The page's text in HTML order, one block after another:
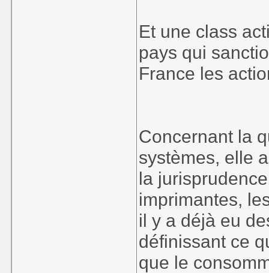
Et une class
pays qui
France les
Concernant la
systèmes, elle
la
imprimantes,
il y a déjà eu
définissant ce
que le